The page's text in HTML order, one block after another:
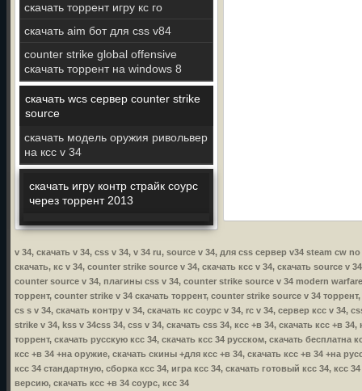
скачать торрент игру кс го
скачать aim бот для css v84
counter strike global offensive
скачать торрент на windows 8
скачать wcs сервер counter strike
source
скачать модель оружия ривольвер
на ксс v 34
скачать игру контр страйк соурс
через торрент 2013
v 34, скачать v 34, css v 34, v 34 ru, source v 34, для css сервер v34 steam cw
скачать, кс v 34, counter strike source v 34, скачать ксс v 34, скачать source v
counter source v 34, плагины css v 34, counter strike source v 34 modern
торрент, counter strike v 34 скачать торрент, counter strike source v 34
cs s v 34, скачать контру v 34, скачать кс соурс v 34, rc v 34, сервер ксс v 34,
strike v 34, kss v 34css 34, css v 34, скачать css 34, ксс +в 34, скачать ксс +в
торрент, скачать русскую ксс 34, скачать ксс 34 русском, скачать бесплатна
ксс +в 34 +на оружие, скачать скины +для ксс +в 34, скачать ксс +в 34 +на
ксс 34 стандартную, сборка ксс 34, игра ксс 34, скачать готовый ксс 34, ксс
версию, скачать ксс +в 34 соурс, ксс 34